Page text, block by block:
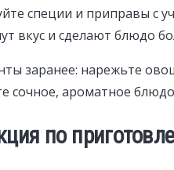
специи и приправы
вкус и сделают блюдо
заранее: нарежьте
сочное, ароматное
по